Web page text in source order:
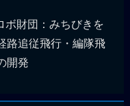
ボ財団：みちびきを
路追従飛行・編隊飛
開発